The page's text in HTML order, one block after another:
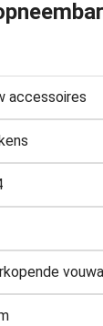
accessoires